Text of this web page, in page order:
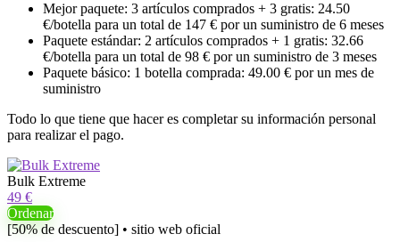
Mejor paquete: 3 artículos comprados + 3 gratis: 24.50
€/botella para un total de 147 € por un suministro de 6 meses
Paquete estándar: 2 artículos comprados + 1 gratis: 32.66
€/botella para un total de 98 € por un suministro de 3 meses
Paquete básico: 1 botella comprada: 49.00 € por un mes de
suministro
Todo lo que tiene que hacer es completar su información personal
para realizar el pago.
Bulk Extreme
49 €
Ordenar
[50% de descuento] • sitio web oficial